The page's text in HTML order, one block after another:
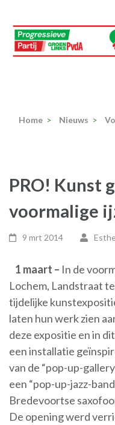
naar
inhoud
(Druk
Home > Nieuws >
PRO! Kunst
voormalige
9 mrt 2014
1 maart – In de
Lochem, Landstraat
tijdelijke
laten hun werk zien
deze expositie en in
een installatie
van de “pop-up-
een “pop-up-jazz-
Bredevoortse
De opening werd